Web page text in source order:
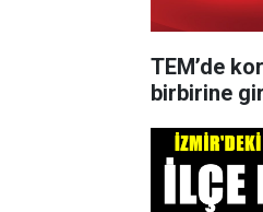
TEM’de
birbirine